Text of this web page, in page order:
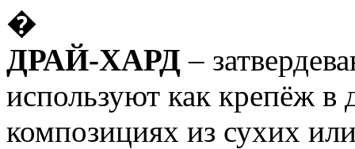
�
ДРАЙ-ХАРД –
используют как крепёж в
композициях из сухих